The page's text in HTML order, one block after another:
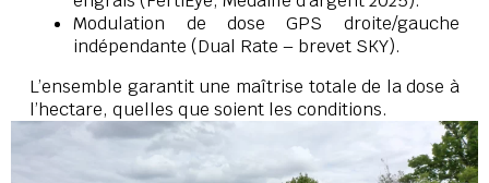
Modulation de dose GPS droite/gauche
indépendante (Dual Rate – brevet SKY).
L’ensemble garantit une maîtrise totale de la dose à
l’hectare, quelles que soient les conditions.